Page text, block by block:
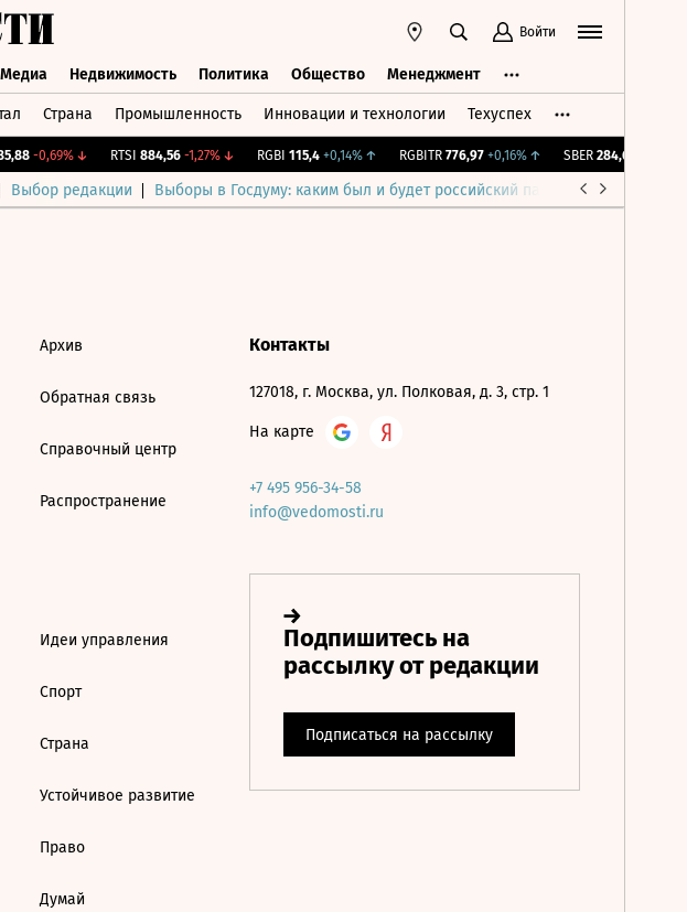
Войти
Медиа Недвижимость Политика Общество Менеджмент
Страна Промышленность Инновации и технологии Техуспех
-0,69%↓ RTSI 884,56 -1,27%↓ RGBI 115,4 +0,14%↑ RGBITR 776,97 +0,16%↑ SBER 284,69
Выбор редакции Выборы в Госдуму: каким был и будет российский парламент
Архив
Обратная связь
Справочный центр
Распространение
Идеи управления
Спорт
Страна
Устойчивое развитие
Право
Думай
Контакты
127018, г. Москва, ул. Полковая, д. 3, стр. 1
На карте
+7 495 956-34-58
info@vedomosti.ru